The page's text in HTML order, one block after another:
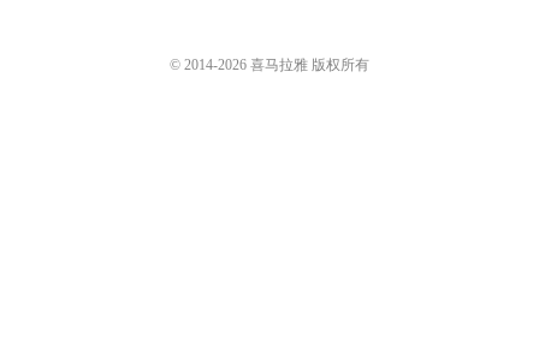
© 2014-2026 喜马拉雅 版权所有